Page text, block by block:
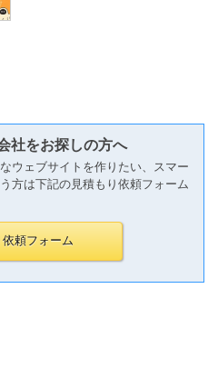
社をお探しの方へ
ウェブサイトを作りたい、スマー
方は下記の見積もり依頼フォーム